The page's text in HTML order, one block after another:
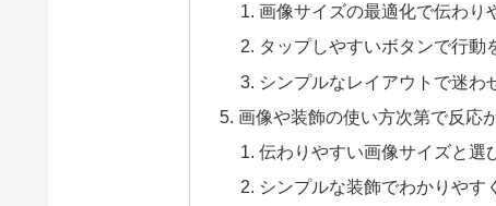
画像サイズの最適化で伝わり
タップしやすいボタンで行動
シンプルなレイアウトで迷わ
画像や装飾の使い方次第で反応
伝わりやすい画像サイズと選
シンプルな装飾でわかりやす